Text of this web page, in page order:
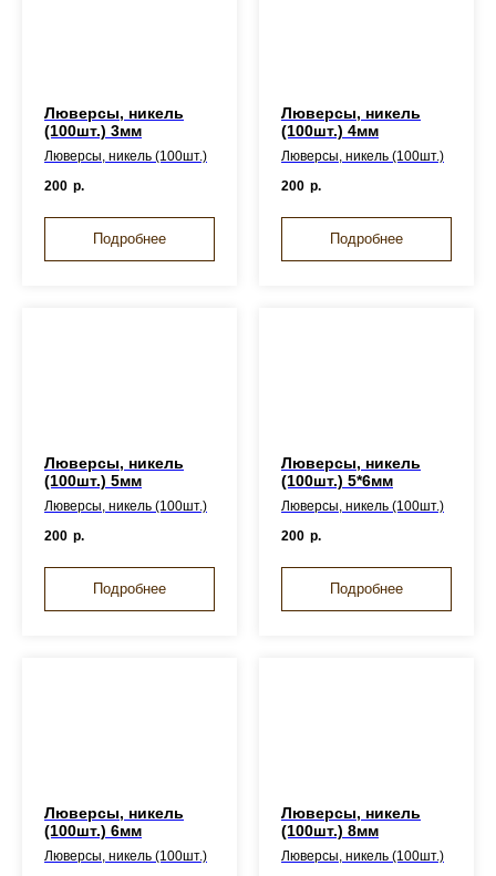
Люверсы, никель
(100шт.) 3мм
Люверсы, никель (100шт.)
200 р.
Подробнее
Люверсы, никель
(100шт.) 4мм
Люверсы, никель (100шт.)
200 р.
Подробнее
Люверсы, никель
(100шт.) 5мм
Люверсы, никель (100шт.)
200 р.
Подробнее
Люверсы, никель
(100шт.) 5*6мм
Люверсы, никель (100шт.)
200 р.
Подробнее
Люверсы, никель
(100шт.) 6мм
Люверсы, никель (100шт.)
Люверсы, никель
(100шт.) 8мм
Люверсы, никель (100шт.)